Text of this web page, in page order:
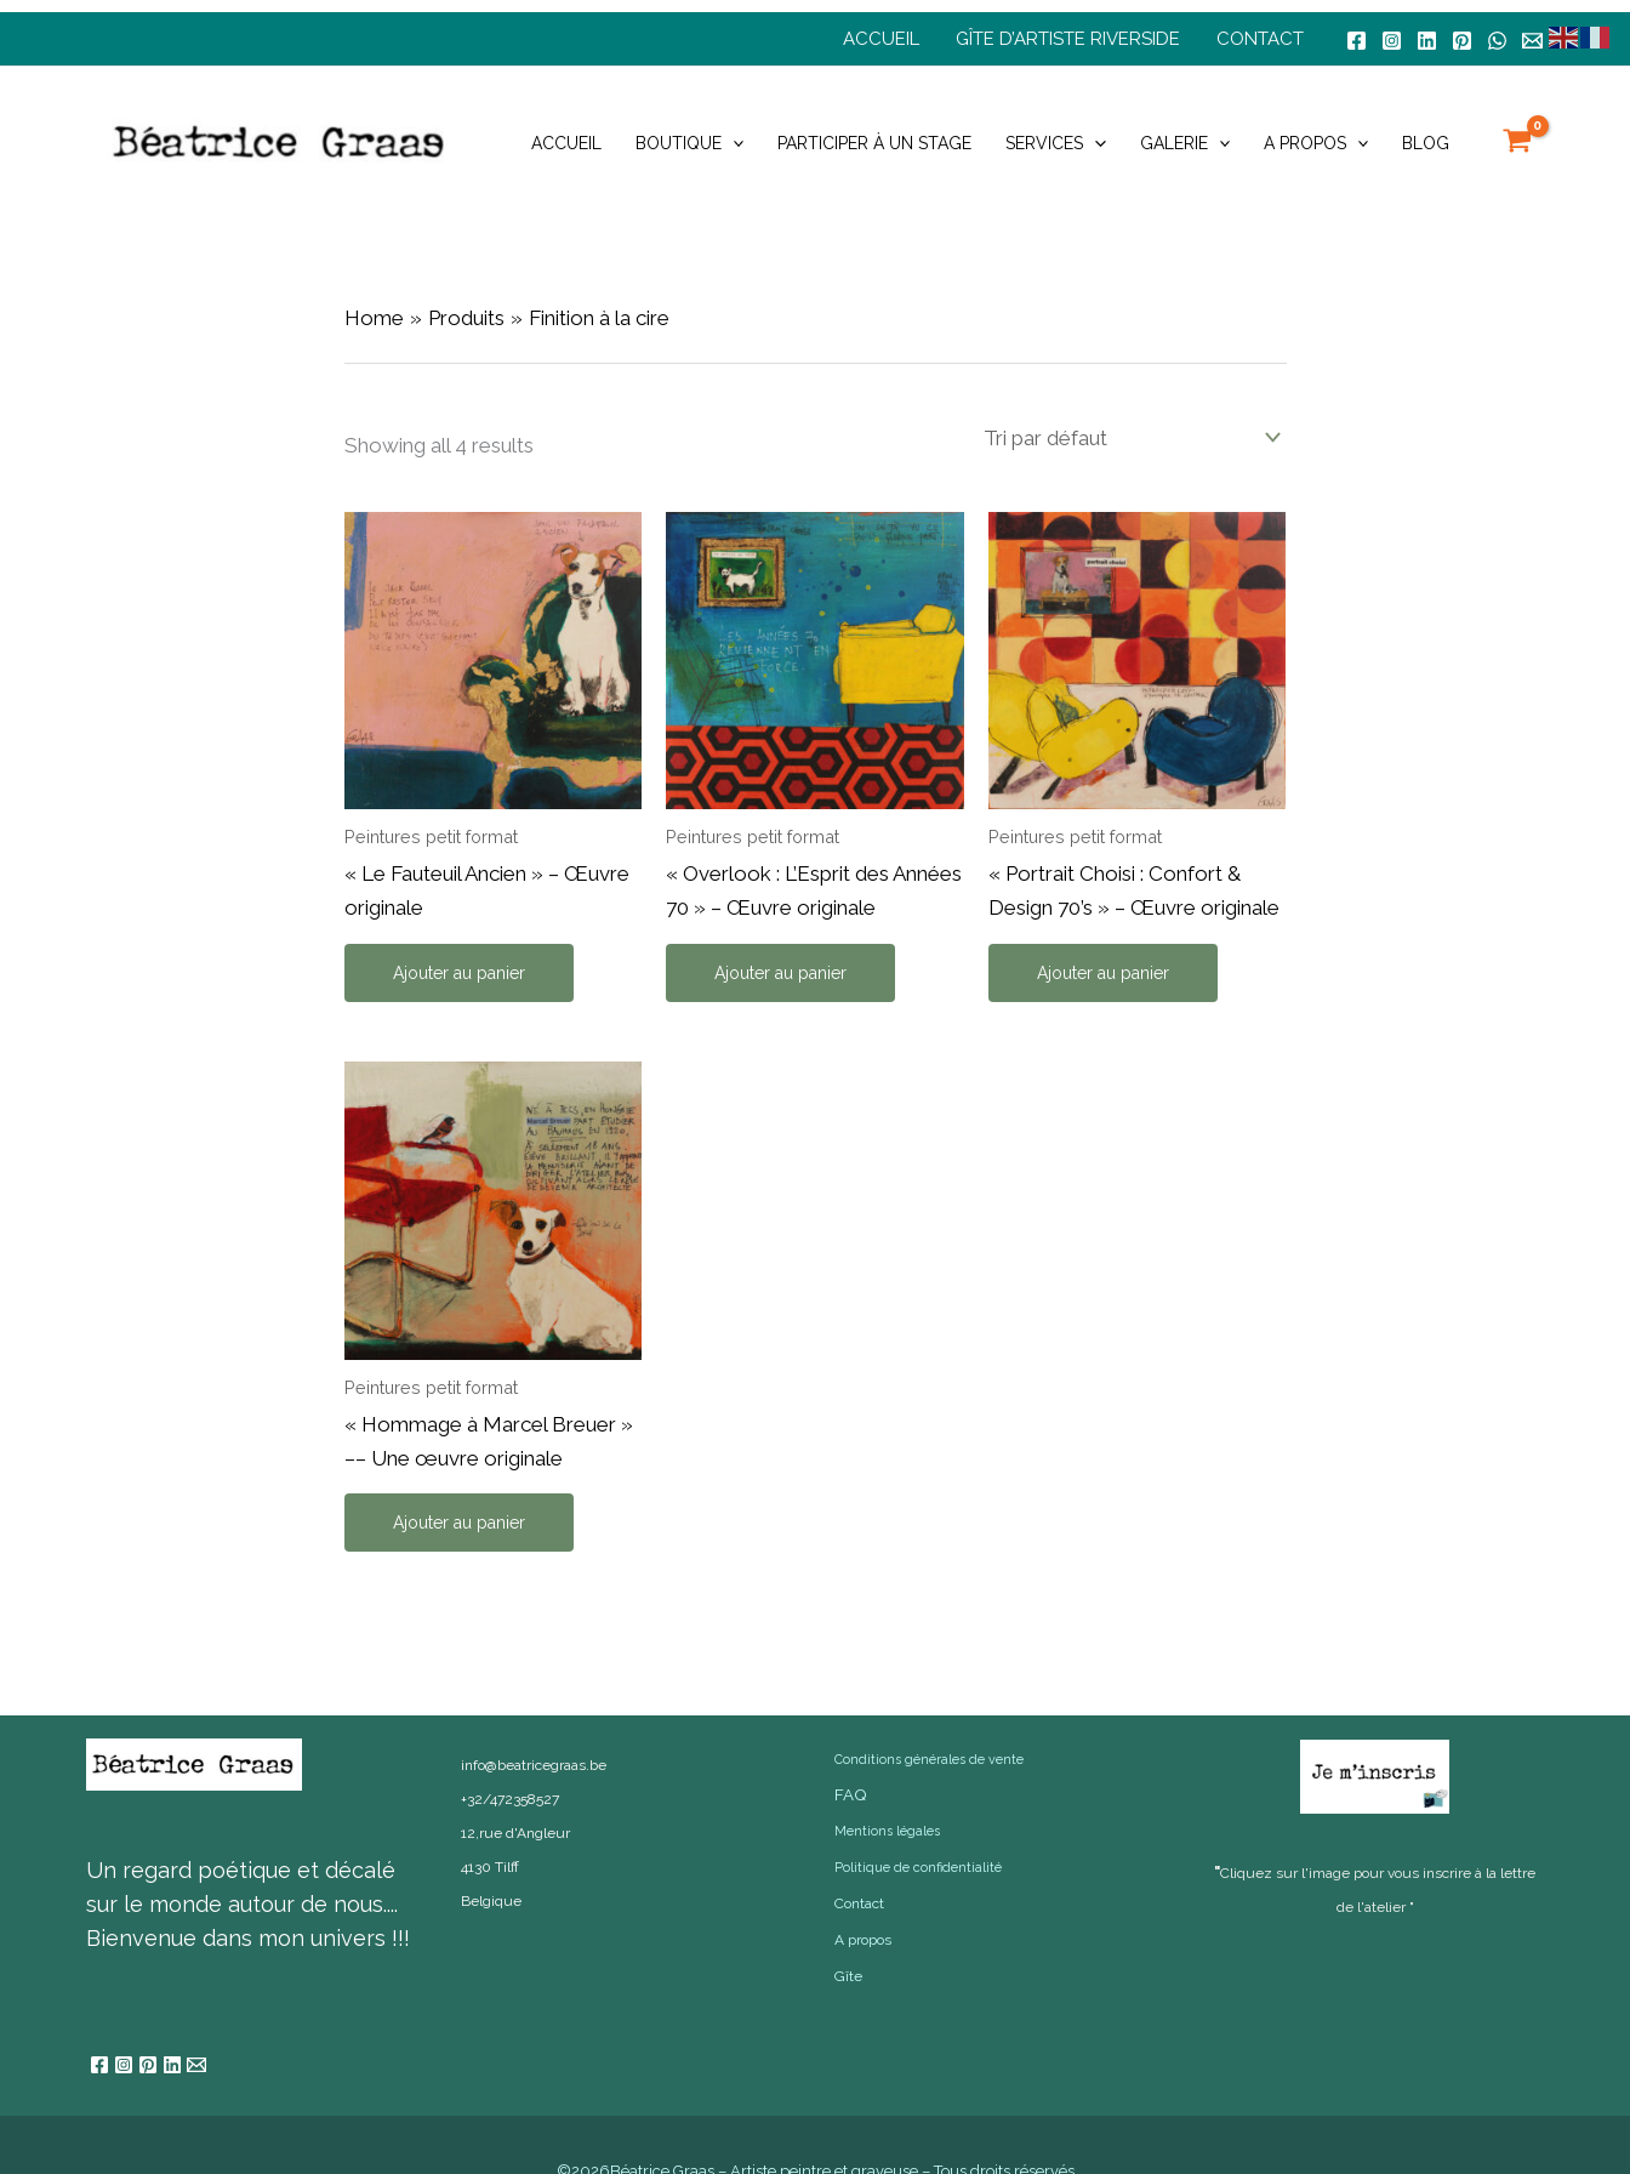
to
ACCUEIL GÎTE D’ARTISTE RIVERSIDE CONTACT
ACCUEIL BOUTIQUE PARTICIPER À UN STAGE SERVICES GALERIE A PROPOS BLOG
Home Produits Finition à la cire
Showing all 4 results
Peintures petit format
« Le Fauteuil Ancien » – Œuvre
originale
Ajouter au panier
Peintures petit format
« Overlook : L’Esprit des Années
70 » – Œuvre originale
Ajouter au panier
Peintures petit format
« Portrait Choisi : Confort &
Design 70’s » – Œuvre originale
Ajouter au panier
Peintures petit format
« Hommage à Marcel Breuer »
–– Une œuvre originale
Ajouter au panier
Un regard poétique et décalé
sur le monde autour de nous....
Bienvenue dans mon univers !!!
info@beatricegraas.be
+32/472358527
12,rue d'Angleur
4130 Tilff
Belgique
Conditions générales de vente
FAQ
Mentions légales
Politique de confidentialité
Contact
A propos
Gîte
"Cliquez sur l'image pour vous inscrire à la lettre
de l'atelier "